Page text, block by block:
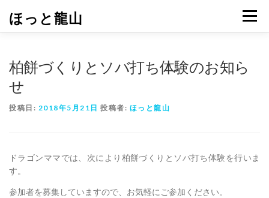
テ
ほっと龍山 メニュ
柏餅づくりとソバ打ち体験のお知ら
せ
投稿日: 2018年5月21日 投稿者: ほっと龍山
ドラゴンママでは、次により柏餅づくりとソバ打ち体験を行いま
す。
参加者を募集していますので、お気軽にご参加ください。